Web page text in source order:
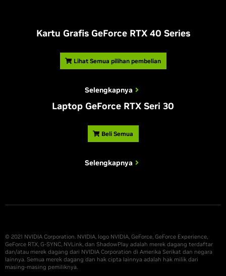
Kartu Grafis GeForce RTX 40 Series
Lihat Semua pilihan pembelian
Selengkapnya
Laptop GeForce RTX Seri 30
Beli Semua
Selengkapnya
© 2021 NVIDIA Corporation. NVIDIA, logo NVIDIA, GeForce, GeForce Experience,
GeForce RTX, G-SYNC, NVLink, dan ShadowPlay adalah merek dagang terdaftar
dan/atau merek dagang dari NVIDIA Corporation di Amerika Serikat dan negara
lainnya. Semua merek dagang dan hak cipta lainnya adalah hak milik dari
masing-masing pemiliknya.